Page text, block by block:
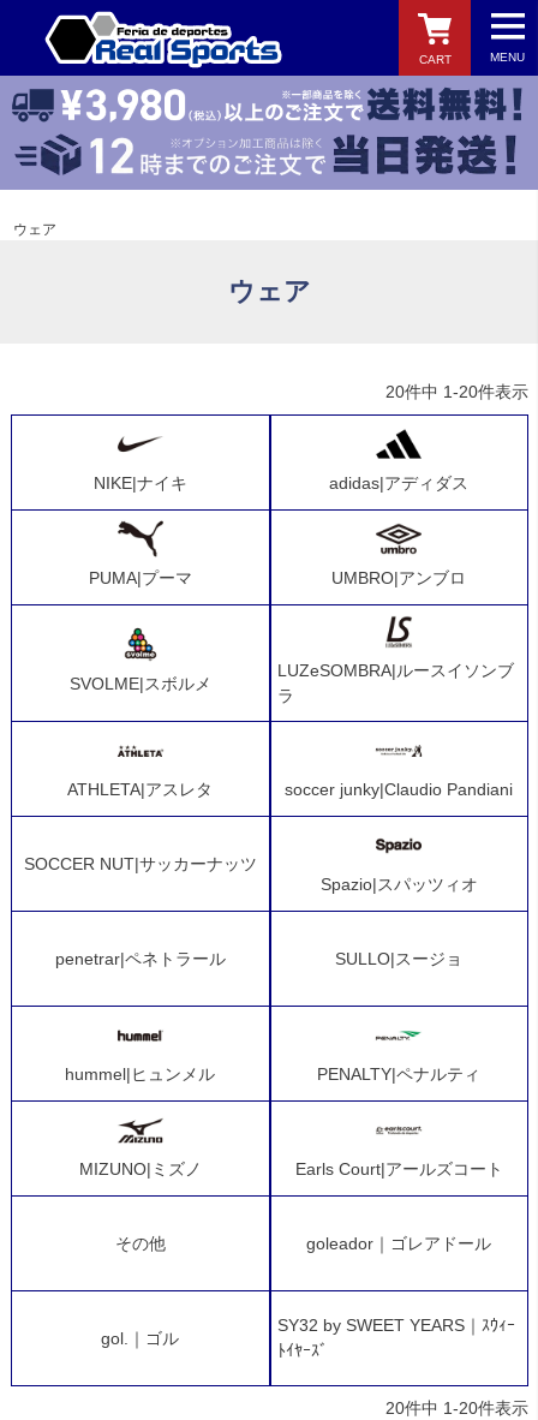
MENU
CART
ウェア
ウェア
20件中 1-20件表示
NIKE|ナイキ adidas|アディダス
PUMA|プーマ UMBRO|アンブロ
SVOLME|スボルメ
LUZeSOMBRA|ルースイソンブ
ラ
ATHLETA|アスレタ soccer junky|Claudio Pandiani
SOCCER NUT|サッカーナッツ
Spazio|スパッツィオ
penetrar|ペネトラール SULLO|スージョ
hummel|ヒュンメル PENALTY|ペナルティ
MIZUNO|ミズノ Earls Court|アールズコート
その他 goleador｜ゴレアドール
gol.｜ゴル
SY32 by SWEET YEARS｜ｽｳｨｰ
ﾄｲﾔｰｽﾞ
20件中 1-20件表示